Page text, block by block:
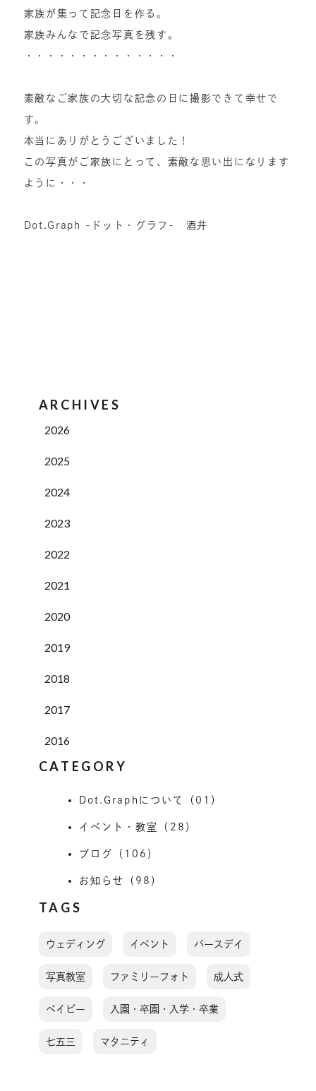
家族が集って記念日を作る。
家族みんなで記念写真を残す。
・・・・・・・・・・・・・・
素敵なご家族の大切な記念の日に撮影できて幸せで
す。
本当にありがとうございました！
この写真がご家族にとって、素敵な思い出になります
ように・・・
Dot.Graph -ドット・グラフ- 酒井
ARCHIVES
2026
2025
2024
2023
2022
2021
2020
2019
2018
2017
2016
CATEGORY
Dot.Graphについて（01）
イベント・教室（28）
ブログ（106）
お知らせ（98）
TAGS
ウェディング イベント バースデイ
写真教室 ファミリーフォト 成人式
ベイビー 入園・卒園・入学・卒業
七五三 マタニティ